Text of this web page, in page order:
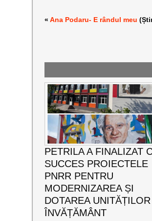
«Ana Podaru- E rândul meu
PETRILA A FINALIZAT
SUCCES PROIECTELE
PNRR PENTRU
MODERNIZAREA ȘI
DOTAREA
ÎNVĂȚĂMÂNT